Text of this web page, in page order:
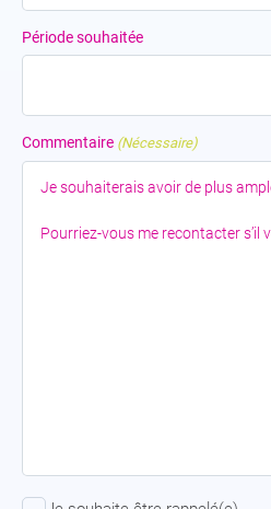
Période souhaitée
Commentaire (Nécessaire)
Je